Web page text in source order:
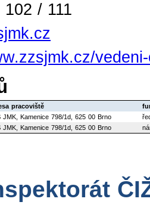
/ 111
pracoviště
JMK, Kamenice 798/1d, 625 00 Brno
JMK, Kamenice 798/1d, 625 00 Brno